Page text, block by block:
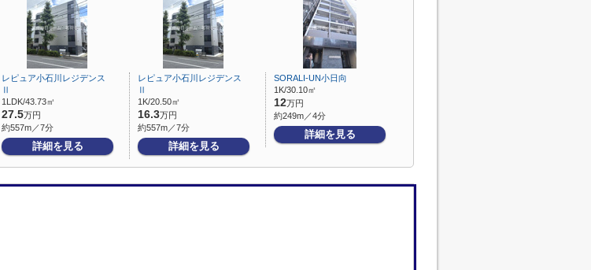
レピュア小石川レジデンス
Ⅱ
1LDK/43.73㎡
27.5万円
約557m／7分
詳細を見る
レピュア小石川レジデンス
Ⅱ
1K/20.50㎡
16.3万円
約557m／7分
詳細を見る
SORALI-UN小日向
1K/30.10㎡
12万円
約249m／4分
詳細を見る